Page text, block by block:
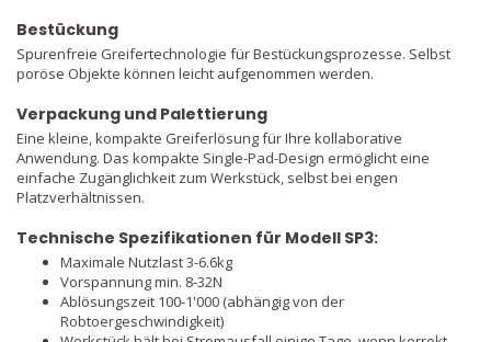
Bestückung
Spurenfreie Greifertechnologie für Bestückungsprozesse. Selbst
poröse Objekte können leicht aufgenommen werden.
Verpackung und Palettierung
Eine kleine, kompakte Greiferlösung für Ihre kollaborative
Anwendung. Das kompakte Single-Pad-Design ermöglicht eine
einfache Zugänglichkeit zum Werkstück, selbst bei engen
Platzverhältnissen.
Technische Spezifikationen für Modell SP3:
Maximale Nutzlast 3-6.6kg
Vorspannung min. 8-32N
Ablösungszeit 100-1'000 (abhängig von der
Robtoergeschwindigkeit)